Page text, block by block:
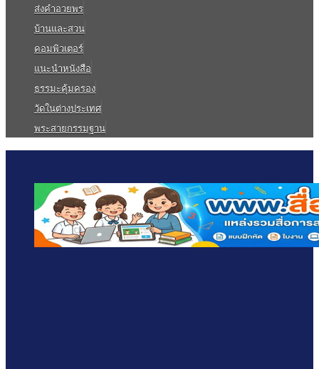
ส่งคำอวยพร
บ้านและสวน
คอมพิวเตอร์
แนะนำหนังสือ
ธรรมะคุ้มครอง
วัดในต่างประเทศ
พระสายกรรมฐาน